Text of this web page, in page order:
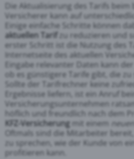
Die Aktualisierung des Tarifs beim
Versicherer kann auf
Einige einfache Schritte können
aktuellen Tarif zu reduzieren und
erster Schritt ist die Nutzung des
Internetseite des aktuellen
Eingabe relevanter Daten kann
ob es günstigere Tarife gibt, die zu
Sollte der Tarifrechner keine
Ergebnisse liefern, ist ein Anruf
Versicherungsunternehmen
höflich und freundlich nach dem
KFZ-Versicherung mit einem
Oftmals sind die Mitarbeiter
zu sprechen, wie der Kunde von
profitieren kann.